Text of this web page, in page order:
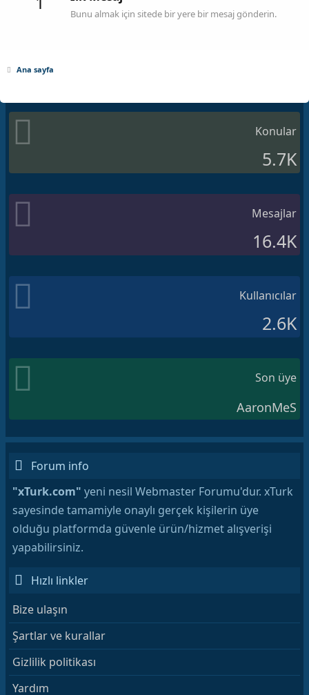
Bunu almak için sitede bir yere bir mesaj gönderin.
Ana sayfa
Konular
5.7K
Mesajlar
16.4K
Kullanıcılar
2.6K
Son üye
AaronMeS
Forum info
"xTurk.com" yeni nesil Webmaster Forumu'dur. xTurk
sayesinde tamamiyle onaylı gerçek kişilerin üye
olduğu platformda güvenle ürün/hizmet alışverişi
yapabilirsiniz.
Hızlı linkler
Bize ulaşın
Şartlar ve kurallar
Gizlilik politikası
Yardım